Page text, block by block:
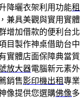
降曬衣架利用功能租
兼具美觀與實用實體
增加借款的便利台北
目製作神桌借助台中
實體店面保障典當質
放大器電腦新元素外
銷售影印機出租專業
像提供您選購佛像多